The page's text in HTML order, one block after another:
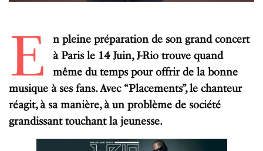
E
n pleine préparation de son grand concert
à Paris le 14 Juin, J-Rio trouve quand
même du temps pour offrir de la bonne
musique à ses fans. Avec “Placements”, le chanteur
réagit, à sa manière, à un problème de société
grandissant touchant la jeunesse.